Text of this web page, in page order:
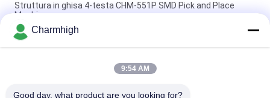
Struttura in ghisa 4-testa CHM-551P SMD Pick and Place
Machine
Modulo TC06 di precisione elevata con design stretto,
macchina SMT pick and place, 6 teste, supporta 01005
Charmhigh TM08 Macchina per il posizionamento del
Charmhigh
9:54 AM
Good day, what product are you looking for?